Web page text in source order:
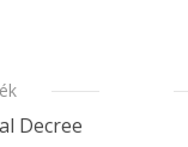
Decree